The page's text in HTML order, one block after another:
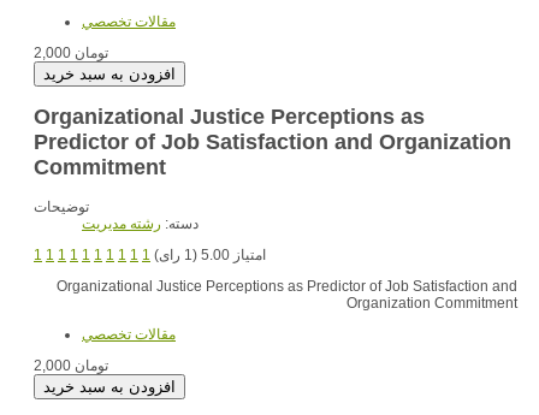
مقالات تخصصي
2,000 تومان
Organizational Justice Perceptions as
Predictor of Job Satisfaction and Organization
Commitment
توضیحات
دسته: رشته مديريت
1 1 1 1 1 1 1 1 1 1
امتیاز 5.00 (1 رای)
Organizational Justice Perceptions as Predictor of Job Satisfaction and
Organization Commitment
مقالات تخصصي
2,000 تومان